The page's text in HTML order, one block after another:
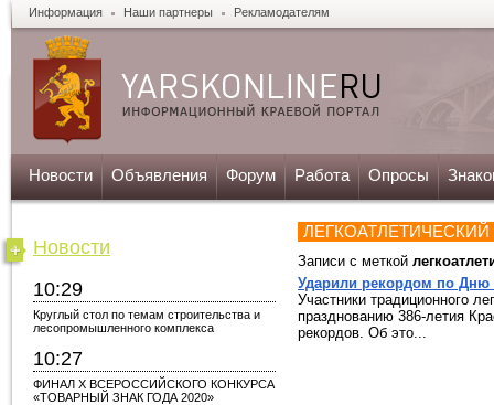
Информация Наши партнеры Рекламодателям
Новости Объявления Форум Работа Опросы
Новости
10:29
Круглый стол по темам строительства и
лесопромышленного комплекса
10:27
ФИНАЛ X ВСЕРОССИЙСКОГО КОНКУРСА
«ТОВАРНЫЙ ЗНАК ГОДА 2020»
ЛЕГКОАТЛЕТИЧЕСКИЙ
Записи с меткой
Ударили рекордом по Дню
Участники традиционного
празднованию 386-летия
рекордов. Об это...